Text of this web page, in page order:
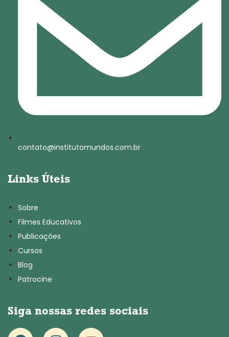
contato@institutomundos.com.br
Links Úteis
Sobre
Filmes Educativos
Publicações
Cursos
Blog
Patrocine
Siga nossas redes sociais